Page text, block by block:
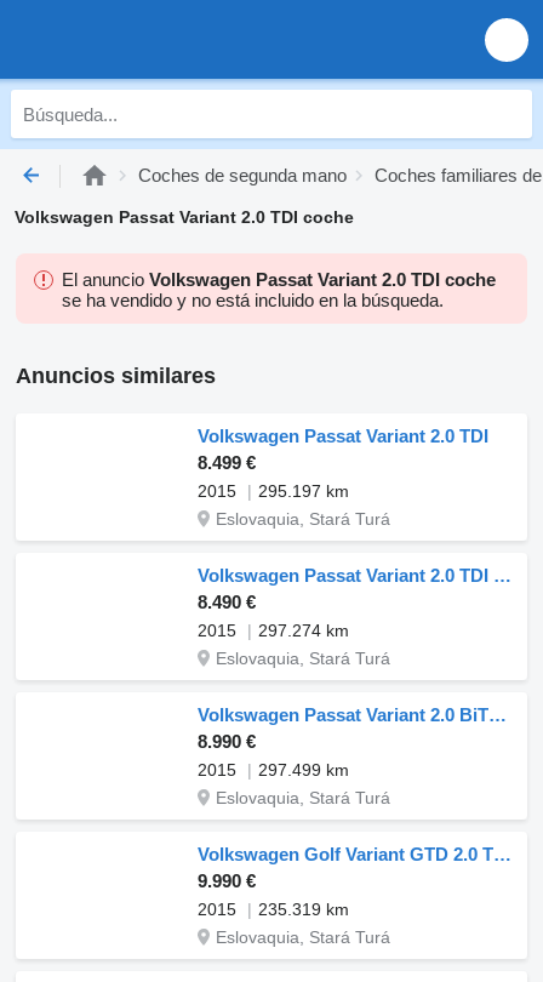
Coches de segunda mano Coches familiares
Volkswagen Passat Variant 2.0 TDI coche
El anuncio Volkswagen Passat Variant 2.0 TDI coche
se ha vendido y no está incluido en la búsqueda.
Anuncios similares
Volkswagen Passat Variant 2.0 TDI
8.499 €
2015
295.197 km
Eslovaquia, Stará Turá
Volkswagen Passat Variant 2.0 TDI / AJ NA SPLÁTKY / PROTIHODNOTA /
8.490 €
2015
297.274 km
Eslovaquia, Stará Turá
Volkswagen Passat Variant 2.0 BiTDI Highline 4Motion / DSG
8.990 €
2015
297.499 km
Eslovaquia, Stará Turá
Volkswagen Golf Variant GTD 2.0 TDI BMT 184k, 135kW, M6, 5d. /AJ NA SPLÁTKY
9.990 €
2015
235.319 km
Eslovaquia, Stará Turá